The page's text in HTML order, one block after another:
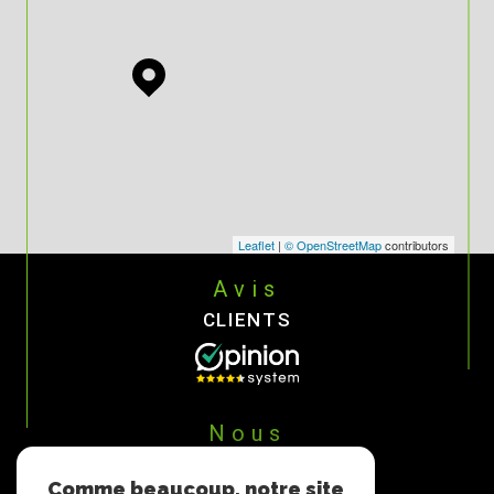
Leaflet | © OpenStreetMapcontributors
Avis
CLIENTS
Nous
Comme beaucoup, notre site